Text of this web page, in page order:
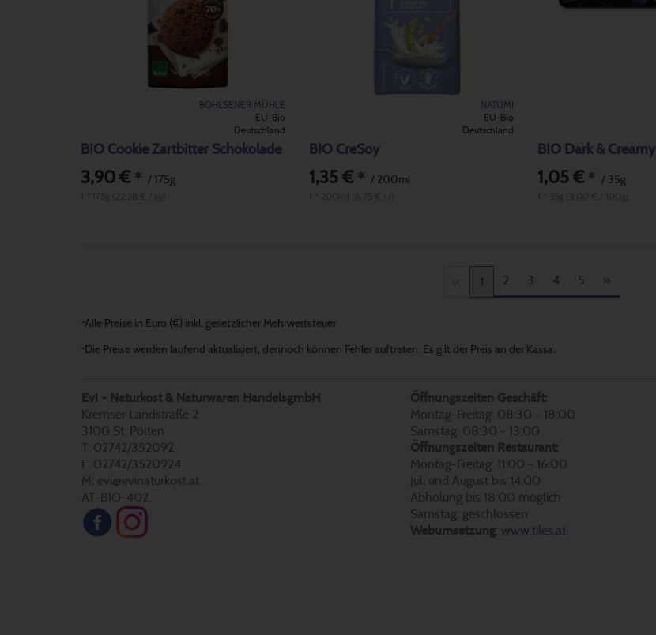
BOHLSENER MÜHLE
EU-Bio
Deutschland
BIO Cookie Zartbitter Schokolade
3,90 € * / 175g
NATUMI
EU-Bio
Deutschland
BIO CreSoy
1,35 €* / 200ml
BIO Dark & Creamy
1,05 €* / 35g
1 2 3 4 5 »
*Alle Preise in Euro (€) inkl. gesetzlicher Mehrwertsteuer
* Die Preise werden laufend aktualisiert, dennoch können Fehler auftreten. Es gilt der Preis an der Kassa.
Evi - Naturkost & Naturwaren HandelsgmbH
Kremser Landstraße 2
3100 St. Pölten
T: 02742/352092
F: 02742/3520924
M: evi@evinaturkost.at
AT-BIO-402
Öffnungszeiten Geschäft:
Montag-Freitag: 08:30 - 18:00
Samstag: 08:30 - 13:00
Öffnungszeiten Restaurant:
Montag-Freitag: 11:00 - 16:00
Juli und August bis 14:00
Abholung bis 18:00 möglich
Samstag: geschlossen
Webumsetzung: www.tiles.at